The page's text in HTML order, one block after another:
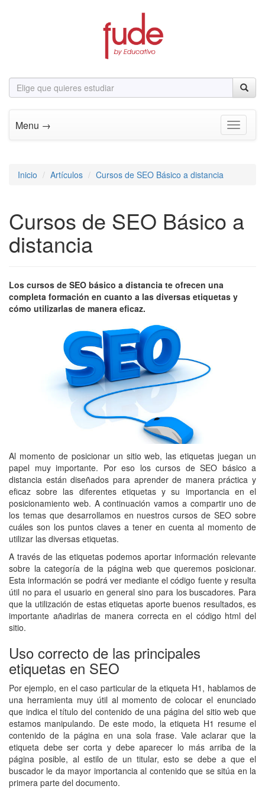
Menu → Toggle
Inicio Artículos Cursos de SEO Básico a distancia
Cursos de SEO Básico a
distancia
Los cursos de SEO básico a distancia te ofrecen una
completa formación en cuanto a las diversas etiquetas y
cómo utilizarlas de manera eficaz.
Al momento de posicionar un sitio web, las etiquetas juegan un
papel muy importante. Por eso los cursos de SEO básico a
distancia están diseñados para aprender de manera práctica y
eficaz sobre las diferentes etiquetas y su importancia en el
posicionamiento web. A continuación vamos a compartir uno de
los temas que desarrollamos en nuestros cursos de SEO sobre
cuáles son los puntos claves a tener en cuenta al momento de
utilizar las diversas etiquetas.
A través de las etiquetas podemos aportar información relevante
sobre la categoría de la página web que queremos posicionar.
Esta información se podrá ver mediante el código fuente y resulta
útil no para el usuario en general sino para los buscadores. Para
que la utilización de estas etiquetas aporte buenos resultados, es
importante añadirlas de manera correcta en el código html del
sitio.
Uso correcto de las principales
etiquetas en SEO
Por ejemplo, en el caso particular de la etiqueta H1, hablamos de
una herramienta muy útil al momento de colocar el enunciado
que indica el título del contenido de una página del sitio web que
estamos manipulando. De este modo, la etiqueta H1 resume el
contenido de la página en una sola frase. Vale aclarar que la
etiqueta debe ser corta y debe aparecer lo más arriba de la
página posible, al estilo de un titular, esto se debe a que el
buscador le da mayor importancia al contenido que se sitúa en la
primera parte del documento.